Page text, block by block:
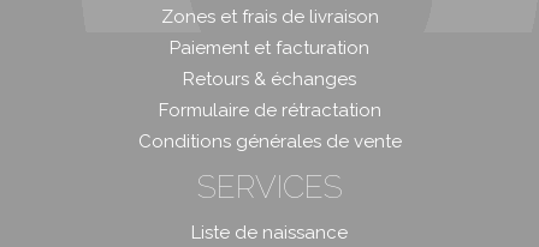
Zones et frais de livraison
Paiement et facturation
Retours & échanges
Formulaire de rétractation
Conditions générales de vente
SERVICES
Liste de naissance